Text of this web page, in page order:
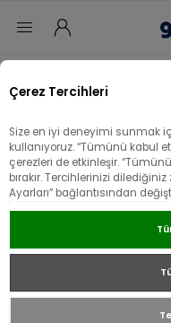
Çerez Tercihleri
Size en iyi deneyimi sunmak
kullanıyoruz. “Tümünü kabul
çerezleri de etkinleşir.
bırakır. Tercihlerinizi
Ayarları” bağlantısından
22 Ayar Altın Zarif
22 Ayar Altın